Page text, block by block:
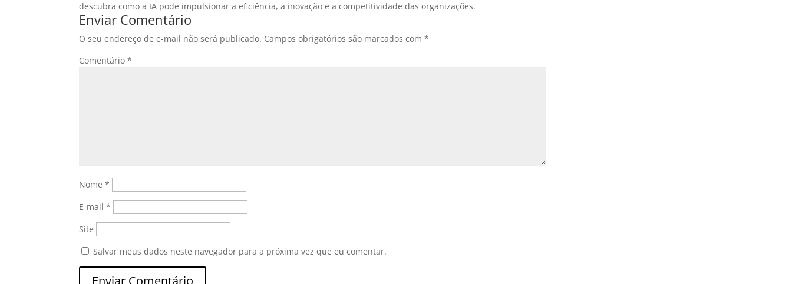
descubra como a IA pode impulsionar a eficiência, a inovação e a competitividade das organizações.
Enviar Comentário
O seu endereço de e-mail não será publicado. Campos obrigatórios são marcados com*
Comentário*
Nome*
E-mail*
Site
Salvar meus dados neste navegador para a próxima vez que eu comentar.